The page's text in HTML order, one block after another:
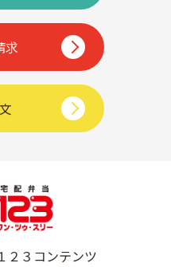
求
２３コンテンツ